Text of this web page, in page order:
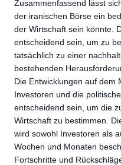
Zusammenfassend lässt
der iranischen Börse ein
der Wirtschaft sein könnte.
entscheidend sein, um zu
tatsächlich zu einer
bestehenden
Die Entwicklungen auf dem
Investoren und die
entscheidend sein, um die
Wirtschaft zu bestimmen.
wird sowohl Investoren als
Wochen und Monaten
Fortschritte und